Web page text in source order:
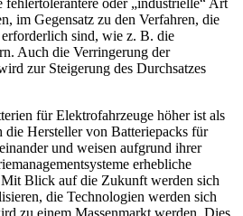
fehlertolerantere oder „industrielle“ Art
im Gegensatz zu den Verfahren, die
sind, wie z. B. die
Auch die Verringerung der
zur Steigerung des Durchsatzes
für Elektrofahrzeuge höher ist als
die Hersteller von Batteriepacks für
und weisen aufgrund ihrer
erhebliche
Blick auf die Zukunft werden sich
die Technologien werden sich
zu einem Massenmarkt werden. Dies